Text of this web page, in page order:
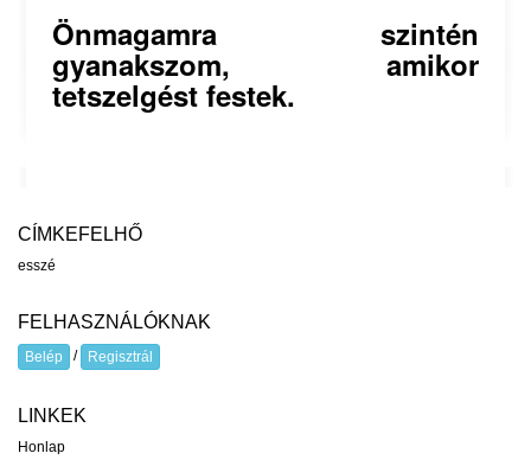
Önmagamra szintén
gyanakszom, amikor
tetszelgést festek.
CÍMKEFELHŐ
esszé
FELHASZNÁLÓKNAK
Belép / Regisztrál
LINKEK
Honlap